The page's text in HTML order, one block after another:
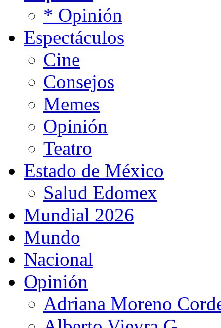
* Opinión
Espectáculos
Cine
Consejos
Memes
Opinión
Teatro
Estado de México
Salud Edomex
Mundial 2026
Mundo
Nacional
Opinión
Adriana Moreno